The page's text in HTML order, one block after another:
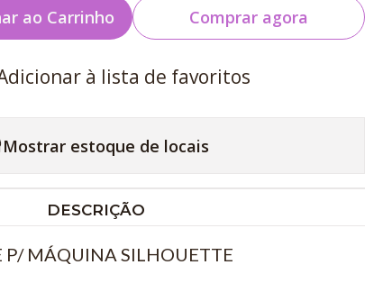
ao Carrinho Comprar agora
à lista de favoritos
Mostrar estoque de locais
DESCRIÇÃO
P/ MÁQUINA SILHOUETTE